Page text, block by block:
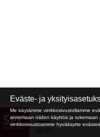
Eväste- ja
Me käytämme verkkosivustollamme
arviomaan niiden käyttöä ja tukemaan
verkkosivustoamme hyväksytte